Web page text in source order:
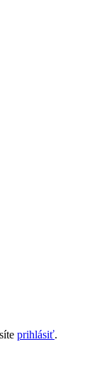
prihlásiť.